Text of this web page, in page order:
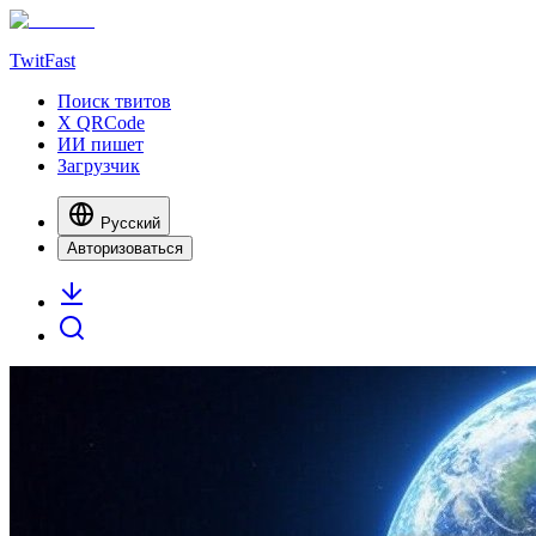
TwitFast
Поиск твитов
X QRCode
ИИ пишет
Загрузчик
Русский
Авторизоваться